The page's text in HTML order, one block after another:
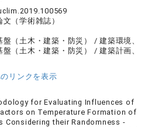
文（学術雑誌）
盤（土木・建築・防災） / 建築環境、
（土木・建築・防災） / 建築計画、
リンクを表示
for Evaluating Influences of
on Temperature Formation of
Considering their Randomness -